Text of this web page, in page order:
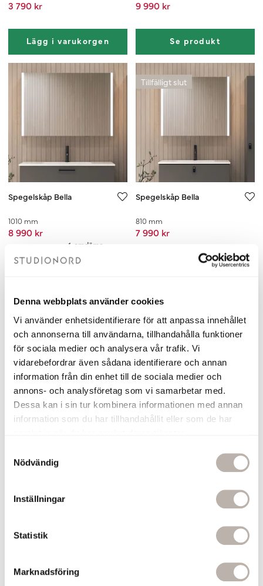
Denna webbplats använder cookies
Vi använder enhetsidentifierare för att anpassa innehållet
och annonserna till användarna, tillhandahålla funktioner
för sociala medier och analysera vår trafik. Vi
vidarebefordrar även sådana identifierare och annan
information från din enhet till de sociala medier och
annons- och analysföretag som vi samarbetar med.
Dessa kan i sin tur kombinera informationen med annan
information som du har tillhandahållit eller som de har
Nödvändig
Inställningar
Statistik
Marknadsföring
3 790 kr
Lägg i varukorgen
9 990 kr
Se produkt
Spegelskåp Bella
1010 mm
8 990 kr
Lägg i varukorgen
Tillfälligt slut
Spegelskåp Bella
810 mm
7 990 kr
Se produkt
Tillfälligt slut
Spegelskåp Bella
6 990 kr
Se produkt
Tillfälligt slut
Spegelskåp SS1 Vit
Se produkt